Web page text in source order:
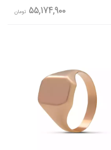
55,174,900 تومان